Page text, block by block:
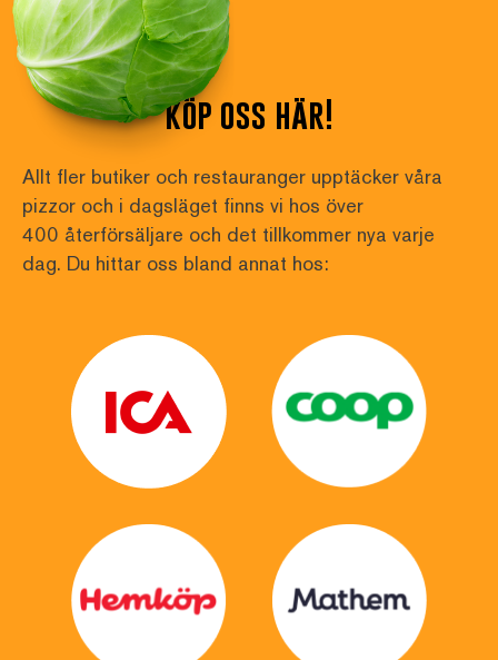
köp oss här!
Allt fler butiker och restauranger upptäcker våra
pizzor och i dagsläget finns vi hos över
400 återförsäljare och det tillkommer nya varje
dag. Du hittar oss bland annat hos: